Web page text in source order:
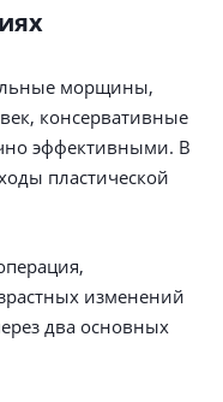
морщины,
консервативные
эффективными. В
пластической
изменений
два основных